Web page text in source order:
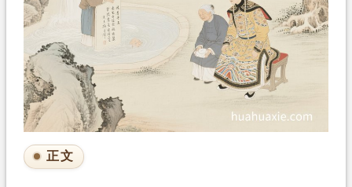
正文